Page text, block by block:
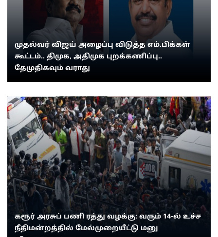
முதல்வர் விஜய் அழைப்பு விடுத்த எம்.பிக்கள்
கூட்டம்.. திமுக, அதிமுக புறக்கணிப்பு..
தேமுதிகவும் வராது
கரூர் அரசுப் பணி ரத்து வழக்கு: வரும் 14-ல் உச்ச
நீதிமன்றத்தில் மேல்முறையீட்டு மனு